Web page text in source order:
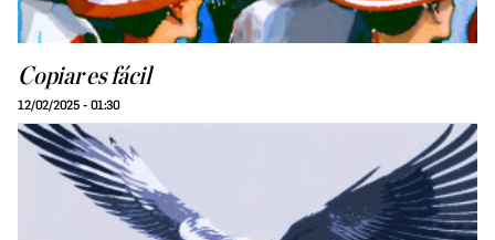
Copiar es fácil
12/02/2025 - 01:30